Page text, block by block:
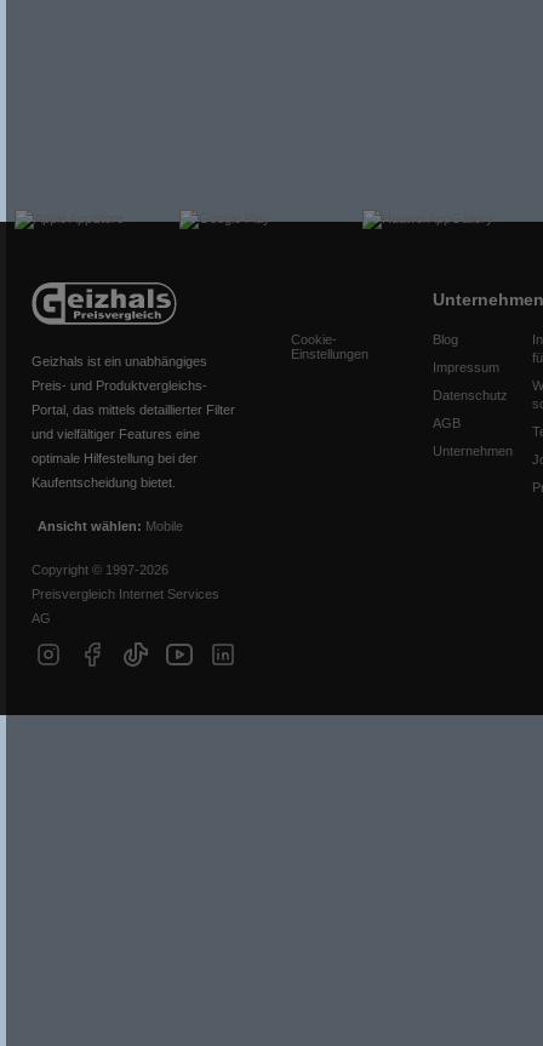
Geizhals ist ein unabhängiges
Preis- und Produktvergleichs-
Portal, das mittels detaillierter Filter
und vielfältiger Features eine
optimale Hilfestellung bei der
Kaufentscheidung bietet.
Ansicht wählen: Mobile
Copyright © 1997-2026
Preisvergleich Internet Services
AG
Cookie-
Einstellungen
Unternehmen
Blog
Impressum
Datenschutz
AGB
Unternehmen